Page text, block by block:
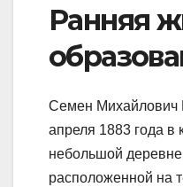
Ранняя
Семен Михайлович
апреля 1883 года в
небольшой
расположенной на